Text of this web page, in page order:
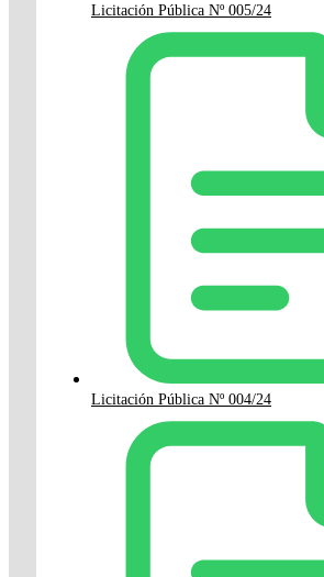
Licitación Pública Nº 005/24
Licitación Pública Nº 004/24